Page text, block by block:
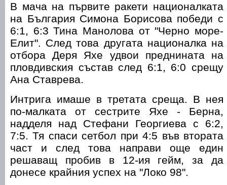
В мача на първите ракети националката
на България Симона Борисова победи с
6:1, 6:3 Тина Манолова от "Черно море-
Елит". След това другата националка на
отбора Деря Яхе удвои преднината на
пловдивския състав след 6:1, 6:0 срещу
Ана Ставрева.
Интрига имаше в третата среща. В нея
по-малката от сестрите Яхе - Берна,
надделя над Стефани Георгиева с 6:2,
7:5. Тя спаси сетбол при 4:5 във втората
част и след това направи още един
решаващ пробив в 12-ия гейм, за да
донесе крайния успех на "Локо 98".